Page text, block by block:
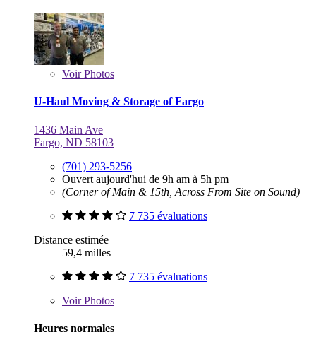
VoirPhotos
U-Haul Moving & Storage of Fargo
1436 Main Ave
Fargo, ND 58103
(701) 293-5256
Ouvert aujourd'hui de 9h am à 5h pm
(Corner of Main & 15th, Across From Site on Sound)
7 735 évaluations
Distance estimée
59,4 milles
7 735 évaluations
VoirPhotos
Heures normales